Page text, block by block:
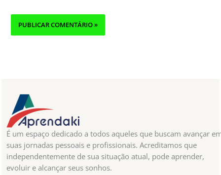
É um espaço dedicado a todos aqueles que buscam avançar
suas jornadas pessoais e profissionais. Acreditamos que
independentemente de sua situação atual, pode aprender,
evoluir e alcançar seus sonhos.